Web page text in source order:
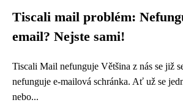
Tiscali mail problém:
email? Nejste sami!
Tiscali Mail nefunguje Většina z nás se již
nefunguje e-mailová schránka. Ať už se
nebo...